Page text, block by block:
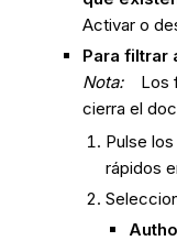
Activar o
Para filtrar
Nota: Los
cierra el
Pulse los
rápidos